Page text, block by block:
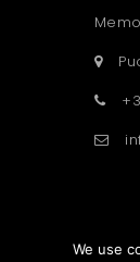
We use